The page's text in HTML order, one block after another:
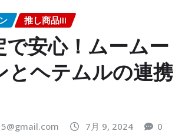
推し商品III
で安心！ムームー
とヘテムルの連携
7月 9, 2024 0